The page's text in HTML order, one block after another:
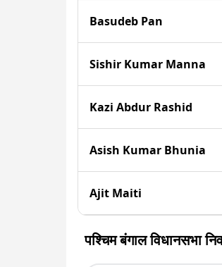
Basudeb Pan
Sishir Kumar Manna
Kazi Abdur Rashid
Asish Kumar Bhunia
Ajit Maiti
पश्चिम बंगाल विधानसभा